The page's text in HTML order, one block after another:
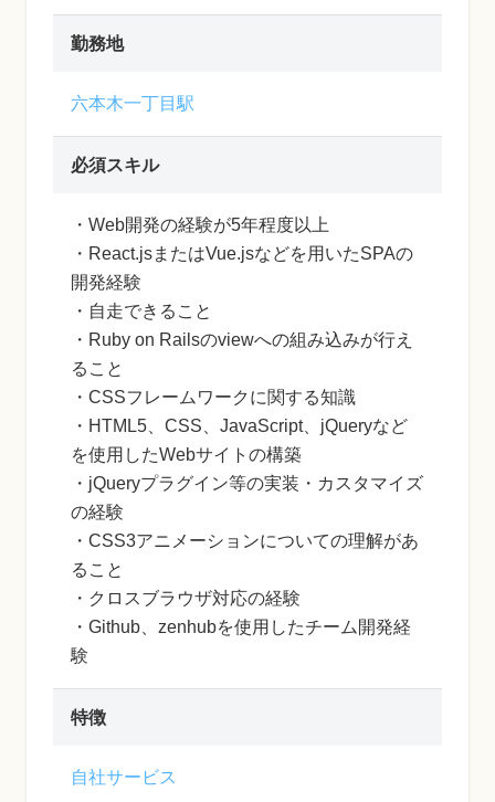
勤務地
六本木一丁目駅
必須スキル
・Web開発の経験が5年程度以上
・React.jsまたはVue.jsなどを用いたSPAの
開発経験
・自走できること
・Ruby on Railsのviewへの組み込みが行え
ること
・CSSフレームワークに関する知識
・HTML5、CSS、JavaScript、jQueryなど
を使用したWebサイトの構築
・jQueryプラグイン等の実装・カスタマイズ
の経験
・CSS3アニメーションについての理解があ
ること
・クロスブラウザ対応の経験
・Github、zenhubを使用したチーム開発経
験
特徴
自社サービス